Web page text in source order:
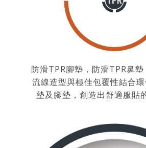
防滑TPR腳墊，防滑TPR鼻
流線造型與極佳包覆性結合
墊及腳墊，創造出舒適服貼